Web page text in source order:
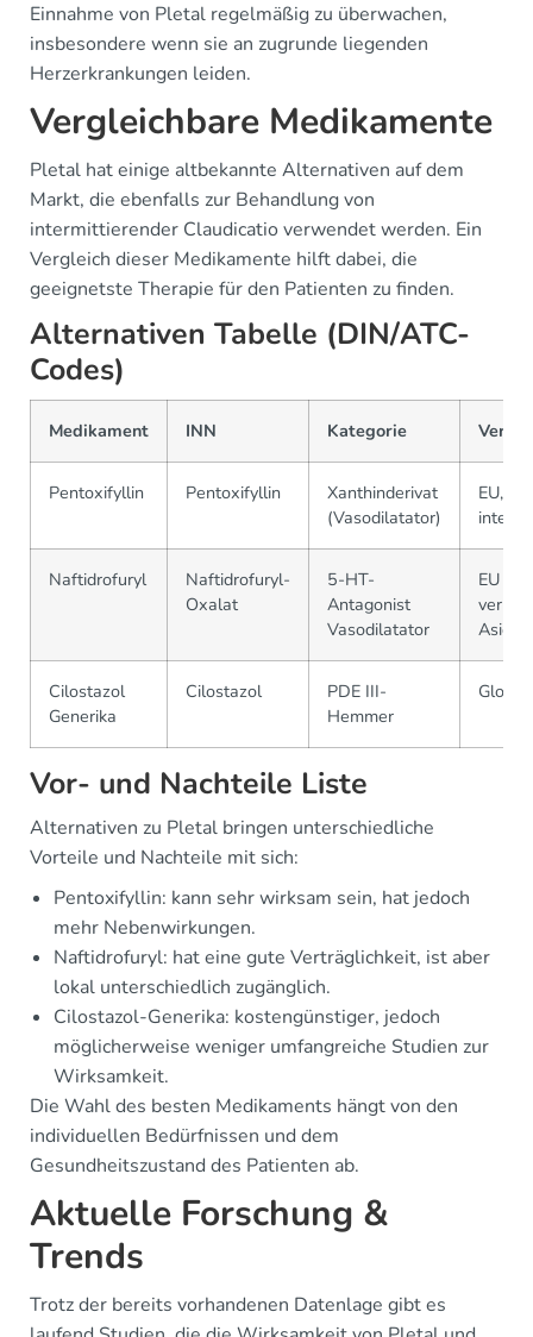
Einnahme von Pletal regelmäßig zu überwachen,
insbesondere wenn sie an zugrunde liegenden
Herzerkrankungen leiden.
Vergleichbare Medikamente
Pletal hat einige altbekannte Alternativen auf dem
Markt, die ebenfalls zur Behandlung von
intermittierender Claudicatio verwendet werden. Ein
Vergleich dieser Medikamente hilft dabei, die
geeignetste Therapie für den Patienten zu finden.
Alternativen Tabelle (DIN/ATC-
Codes)
Medikament INN Kategorie
Pentoxifyllin Pentoxifyllin
Xanthinderivat
(Vasodilatator)
EU, US,
Naftidrofuryl
Naftidrofuryl-
Oxalat
5-HT-
Antagonist
Vasodilatator
EU
Asien
Cilostazol
Generika
Cilostazol
PDE III-
Hemmer
Global
Vor- und Nachteile Liste
Alternativen zu Pletal bringen unterschiedliche
Vorteile und Nachteile mit sich:
Pentoxifyllin: kann sehr wirksam sein, hat jedoch
mehr Nebenwirkungen.
Naftidrofuryl: hat eine gute Verträglichkeit, ist aber
lokal unterschiedlich zugänglich.
Cilostazol-Generika: kostengünstiger, jedoch
möglicherweise weniger umfangreiche Studien zur
Wirksamkeit.
Die Wahl des besten Medikaments hängt von den
individuellen Bedürfnissen und dem
Gesundheitszustand des Patienten ab.
Aktuelle Forschung &
Trends
Trotz der bereits vorhandenen Datenlage gibt es